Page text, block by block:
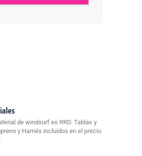
de windsurf es RRD. Tablas y
y Harnés incluidos en el precio